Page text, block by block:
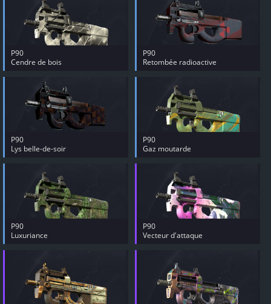
P90
Cendre de bois
P90
Retombée radioactive
P90
Lys belle-de-soir
P90
Gaz moutarde
P90
Luxuriance
P90
Vecteur d'attaque